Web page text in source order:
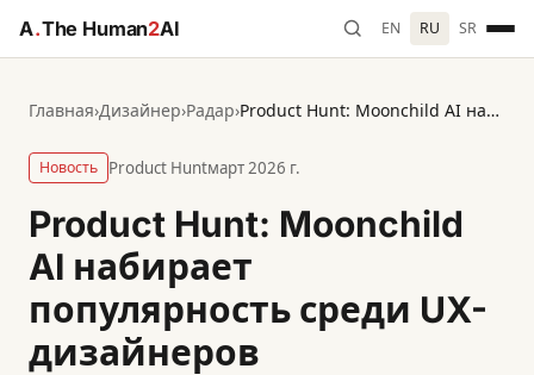
A.The Human2AI EN RU SR
Главная›Дизайнер›Радар› Product Hunt: Moonchild AI набирает популярность среди UX-дизайнеров
Новость Product Huntмарт 2026 г.
Product Hunt: Moonchild
AI набирает
популярность среди UX-
дизайнеров